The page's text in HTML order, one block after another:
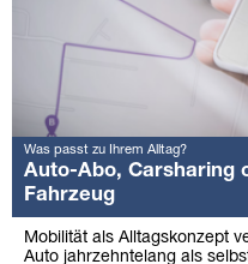
Was passt zu Ihrem Alltag?
Auto-Abo, Carsharing
Fahrzeug
Mobilität als Alltagskonzept
Auto jahrzehntelang als